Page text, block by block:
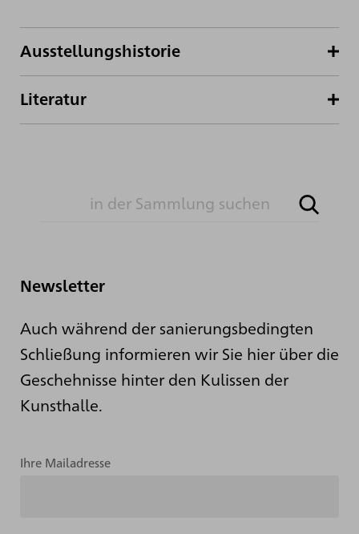
Ausstellungshistorie
Literatur
Newsletter
Auch während der sanierungsbedingten
Schließung informieren wir Sie hier über die
Geschehnisse hinter den Kulissen der
Kunsthalle.
Ihre Mailadresse